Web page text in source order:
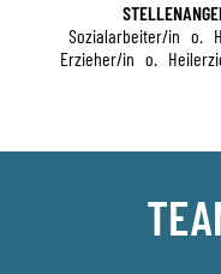
Sozialarbeiter/in o.
Erzieher/in o.